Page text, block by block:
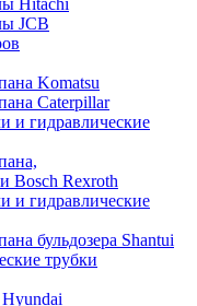
JCB
Komatsu
Caterpillar
и гидравлические
Bosch Rexroth
и гидравлические
бульдозера Shantui
трубки